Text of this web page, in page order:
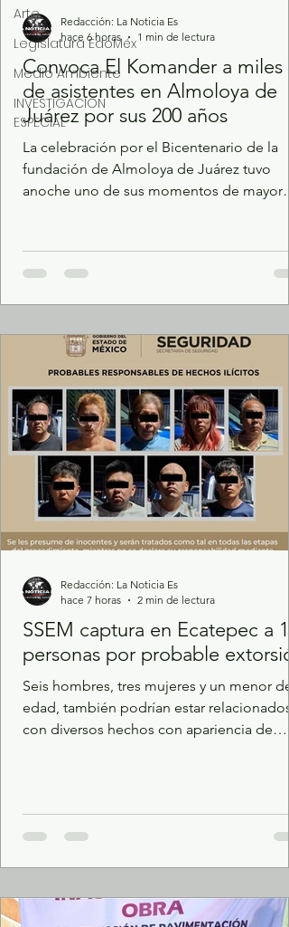
Arte
Legislatura EdoMéx
Medio Ambiente
INVESTIGACIÓN
ESPECIAL
Convoca El Komander a miles
de asistentes en Almoloya de
Juárez por sus 200 años
La celebración por el Bicentenario de la
fundación de Almoloya de Juárez tuvo
anoche uno de sus momentos de mayor
asistentes en la explanada municipal. El
cantante sinaloense salió al escenario ante
sombreros, botas, grupos de amigos y
familias, los asistentes esperaron el inicio
del espectáculo que formó parte de los
festejos p
Redacción: La Noticia Es
hace 6 horas
1 min de lectura
SSEM captura en Ecatepec a 10
personas por probable
Seis hombres, tres mujeres y un menor de
edad, también podrían estar relacionados
con diversos hechos con apariencia de
investigación de gabinete y campo,
permitieron a elementos de la Secretaría
con apariencia de delitos como extorsión,
Redacción: La Noticia Es
hace 7 horas
2 min de lectura